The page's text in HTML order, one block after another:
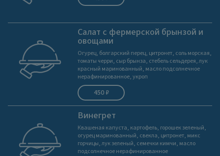
Салат с фермерской брынзой и
овощами
Огурец, болгарский перец, цитронет, соль морская,
томаты черри, сыр брынза, стебель сельдерея, лук
красный маринованный, масло подсолнечное
нерафинированное, укроп
450 ₽
Винегрет
Квашеная капуста, картофель, горошек зеленый,
огурец маринованный, свекла, цитронет, микс
горчицы, лук зеленый, семечки кимчи, масло
подсолнечное нерафинированное